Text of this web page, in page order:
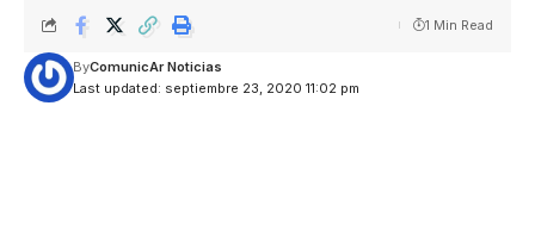
Last updated: septiembre 23, 2020 11:02 pm
ByComunicAr Noticias
1 Min Read